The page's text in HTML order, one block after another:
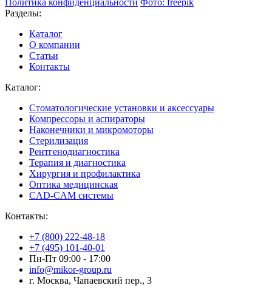
Политика конфиденциальности Фото: freepik
Разделы:
Каталог
О компании
Статьи
Контакты
Каталог:
Стоматологические установки и аксессуары
Компрессоры и аспираторы
Наконечники и микромоторы
Стерилизация
Рентгенодиагностика
Терапия и диагностика
Хирургия и профилактика
Оптика медицинская
CAD-CAM системы
Контакты:
+7 (800) 222-48-18
+7 (495) 101-40-01
Пн-Пт 09:00 - 17:00
info@mikor-group.ru
г. Москва, Чапаевский пер., 3